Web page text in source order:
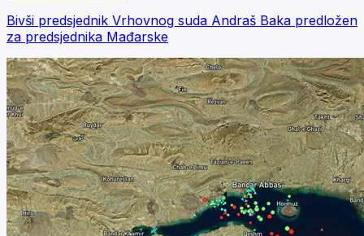
Bivši predsjednik Vrhovnog suda Andraš Baka predložen
za predsjednika Mađarske